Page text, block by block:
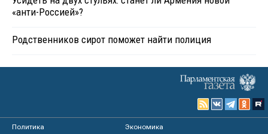
«анти-Россией»?
Родственников сирот поможет найти полиция
Политика
Экономика